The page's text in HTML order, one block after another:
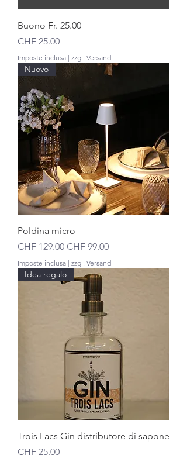
Buono Fr. 25.00
Prezzo
CHF 25.00
Imposte inclusa | zzgl. Versand
Nuovo
Poldina micro
Prezzo regolare
CHF 129.00 Prezzo scontato
CHF 99.00
Imposte inclusa | zzgl. Versand
Idea regalo
Trois Lacs Gin distributore di sapone
Prezzo
CHF 25.00